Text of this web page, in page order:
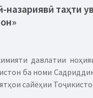
таҳти
давлатии
ба номи Садриддин
сайёҳии